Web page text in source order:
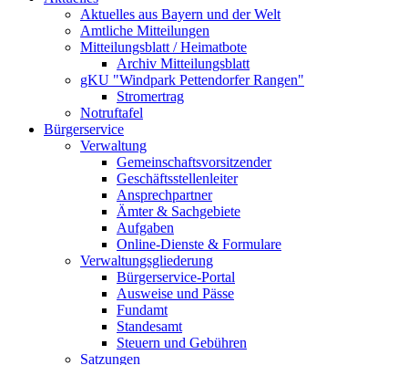
Aktuelles aus Bayern und der Welt
Amtliche Mitteilungen
Mitteilungsblatt / Heimatbote
Archiv Mitteilungsblatt
gKU "Windpark Pettendorfer Rangen"
Stromertrag
Notruftafel
Bürgerservice
Verwaltung
Gemeinschaftsvorsitzender
Geschäftsstellenleiter
Ansprechpartner
Ämter & Sachgebiete
Aufgaben
Online-Dienste & Formulare
Verwaltungsgliederung
Bürgerservice-Portal
Ausweise und Pässe
Fundamt
Standesamt
Steuern und Gebühren
Satzungen